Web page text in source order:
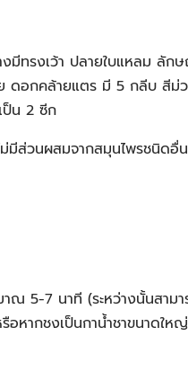
งมีทรงเว้า ปลายใบแหลม
ย ดอกคล้ายแตร มี 5 กลี
ป็น 2 ซีก
มีส่วนผสมจากสมุนไพรชนิ
ณ 5-7 นาที (ระหว่างนั้นสา
ากชงเป็นกาน้ำชาขนาดให